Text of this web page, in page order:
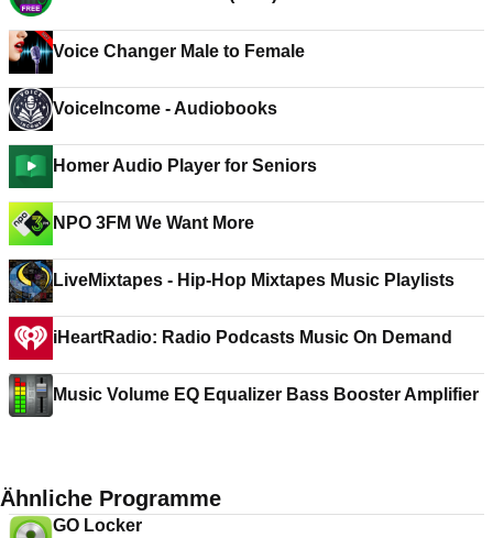
Voice Changer Male to Female
VoiceIncome - Audiobooks
Homer Audio Player for Seniors
NPO 3FM We Want More
LiveMixtapes - Hip-Hop Mixtapes Music Playlists
iHeartRadio: Radio Podcasts Music On Demand
Music Volume EQ Equalizer Bass Booster Amplifier
Ähnliche Programme
GO Locker